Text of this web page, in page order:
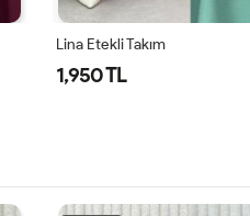
Lina Etekli Takım
1,950 TL